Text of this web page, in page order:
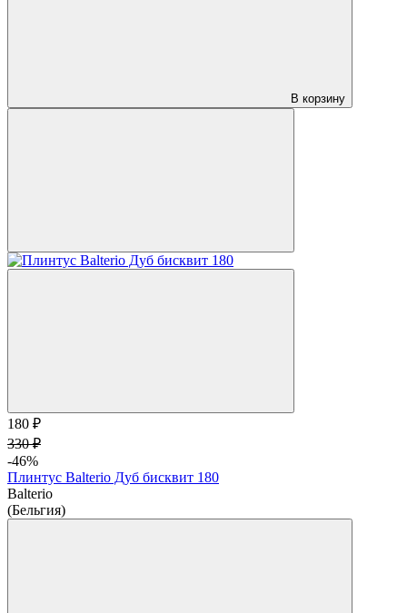
В корзину
180 ₽
330 ₽
-46%
Плинтус Balterio Дуб бисквит 180
Balterio
(Бельгия)